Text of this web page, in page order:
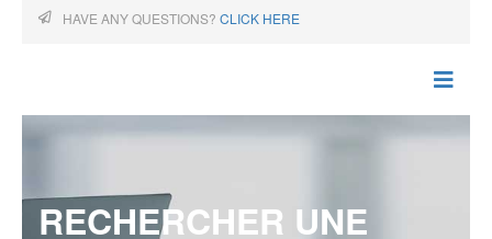
HAVE ANY QUESTIONS? CLICK HERE
RECHERCHER UNE